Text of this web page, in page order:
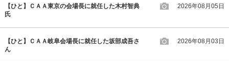
【ひと】ＣＡＡ東京の会場長に就任した木村智典
氏
2026年08月05日
【ひと】ＣＡＡ岐阜会場長に就任した坂部成吾さ
ん
2026年08月03日